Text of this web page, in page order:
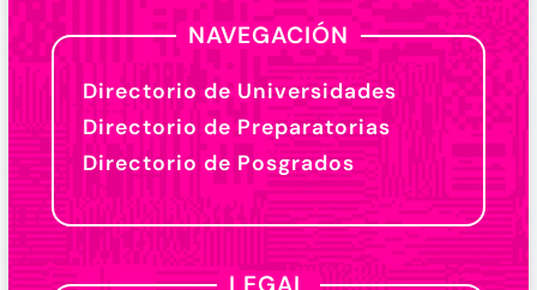
NAVEGACIÓN
Directorio de Universidades
Directorio de Preparatorias
Directorio de Posgrados